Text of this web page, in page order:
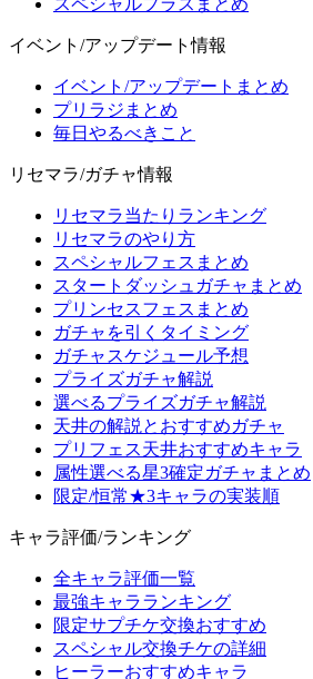
スペシャルプラスまとめ
イベント/アップデート情報
イベント/アップデートまとめ
プリラジまとめ
毎日やるべきこと
リセマラ/ガチャ情報
リセマラ当たりランキング
リセマラのやり方
スペシャルフェスまとめ
スタートダッシュガチャまとめ
プリンセスフェスまとめ
ガチャを引くタイミング
ガチャスケジュール予想
プライズガチャ解説
選べるプライズガチャ解説
天井の解説とおすすめガチャ
プリフェス天井おすすめキャラ
属性選べる星3確定ガチャまとめ
限定/恒常★3キャラの実装順
キャラ評価/ランキング
全キャラ評価一覧
最強キャラランキング
限定サプチケ交換おすすめ
スペシャル交換チケの詳細
ヒーラーおすすめキャラ